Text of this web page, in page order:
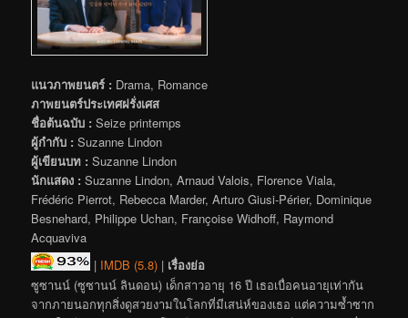
แนวภาพยนตร์ : Drama, Romance
ภาพยนตร์ประเทศฝรั่งเศส
ชื่อต้นฉบับ : Seize printemps
ผู้กำกับ : Suzanne Lindon
ผู้เขียนบท : Suzanne Lindon
นักแสดง : Suzanne Lindon, Arnaud Valois, Florence Viala,
Frédéric Pierrot, Rebecca Marder, Arturo Giusi-Périer, Dominique
Besnehard, Philippe Uchan, Françoise Widhoff, Raymond
Acquaviva
| IMDB (5.8) | เรื่องย่อ
ซูซานน์ (ซูซานน์ ลินดอน) เด็กสาวอายุ 16 ปี เธอเบื่อคนอายุเท่ากัน
จากภายนอกทุกสิ่งดูสวยงามในโลกที่มีเสน่ห์ของเธอ แต่ความซ้ำซาก